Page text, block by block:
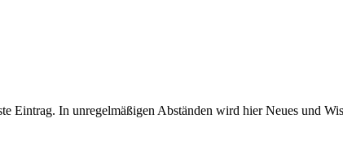
Eintrag. In unregelmäßigen Abständen wird hier Neues und